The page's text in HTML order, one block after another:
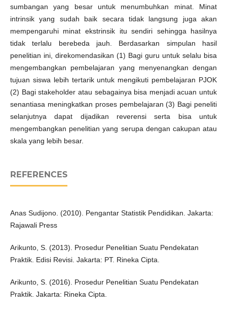
sumbangan yang besar untuk menumbuhkan minat. Minat
intrinsik yang sudah baik secara tidak langsung juga akan
mempengaruhi minat ekstrinsik itu sendiri sehingga hasilnya
tidak terlalu berebeda jauh. Berdasarkan simpulan hasil
penelitian ini, direkomendasikan (1) Bagi guru untuk selalu bisa
mengembangkan pembelajaran yang menyenangkan dengan
tujuan siswa lebih tertarik untuk mengikuti pembelajaran PJOK
(2) Bagi stakeholder atau sebagainya bisa menjadi acuan untuk
senantiasa meningkatkan proses pembelajaran (3) Bagi peneliti
selanjutnya dapat dijadikan reverensi serta bisa untuk
mengembangkan penelitian yang serupa dengan cakupan atau
skala yang lebih besar.
REFERENCES
Anas Sudijono. (2010). Pengantar Statistik Pendidikan. Jakarta:
Rajawali Press
Arikunto, S. (2013). Prosedur Penelitian Suatu Pendekatan
Praktik. Edisi Revisi. Jakarta: PT. Rineka Cipta.
Arikunto, S. (2016). Prosedur Penelitian Suatu Pendekatan
Praktik. Jakarta: Rineka Cipta.